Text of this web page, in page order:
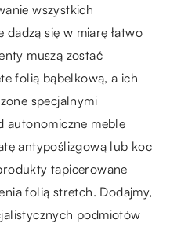
wszystkich
się w miarę łatwo
muszą zostać
folią bąbelkową, a ich
specjalnymi
autonomiczne meble
antypoślizgową lub koc
tapicerowane
folią stretch. Dodajmy,
podmiotów